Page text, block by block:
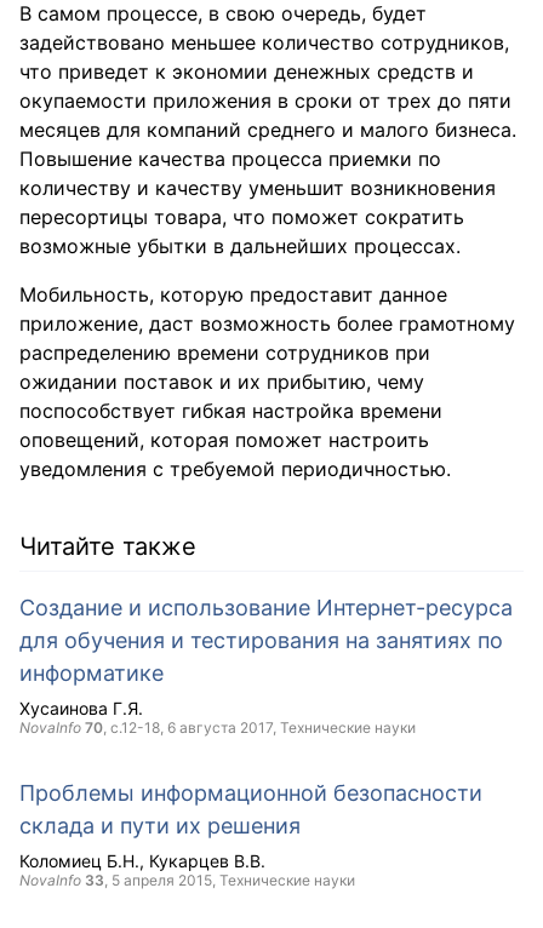
В самом процессе, в свою очередь, будет
задействовано меньшее количество сотрудников,
что приведет к экономии денежных средств и
окупаемости приложения в сроки от трех до пяти
месяцев для компаний среднего и малого бизнеса.
Повышение качества процесса приемки по
количеству и качеству уменьшит возникновения
пересортицы товара, что поможет сократить
возможные убытки в дальнейших процессах.
Мобильность, которую предоставит данное
приложение, даст возможность более грамотному
распределению времени сотрудников при
ожидании поставок и их прибытию, чему
поспособствует гибкая настройка времени
оповещений, которая поможет настроить
уведомления с требуемой периодичностью.
Читайте также
Создание и использование Интернет-ресурса
для обучения и тестирования на занятиях по
информатике
Хусаинова Г.Я.
NovaInfo 70 , с.12-18, 6 августа 2017 , Технические науки
Проблемы информационной безопасности
склада и пути их решения
Коломиец Б.Н. Кукарцев В.В.
NovaInfo 33 5 апреля 2015 , Технические науки